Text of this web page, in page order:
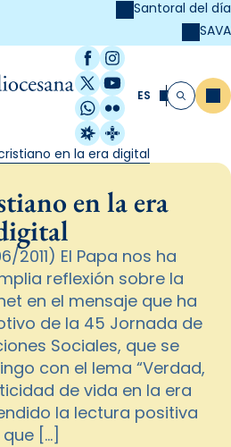
Santoral del día
SAVA
Facebook
Instagram
X / Twitter
YouTube
WhatsApp
Flickr
Radio Estel
Catalunya
ES Buscar
en la era digital
en la era
2011) El Papa nos ha
reflexión sobre la
en el mensaje que ha
de la 45 Jornada de
Sociales, que se
con el lema “Verdad,
de vida en la era
la lectura positiva
que […]